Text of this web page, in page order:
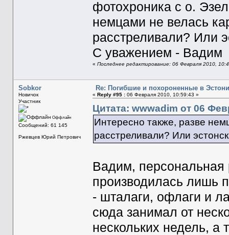
фотохроника с о.
немцами не велась
расстреливали? Или
С уважением - Вадим
« Последнее редактирование: 06 Февраля 2010,
Sobkor
Новичок
Участник
Оффлайн
Сообщений: 61 145
Ржевцев Юрий Петрович
Re: Погибшие и похороненные в
« Reply #95 :06 Февраля 2010, 10:59:43 »
Цитата: wwwadim от 06
Интересно также, разве
расстреливали? Или
Вадим, персональная
производилась лишь
- шталаги, офлаги и
сюда занимал от
нескольких недель,